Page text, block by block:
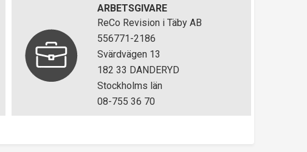
ARBETSGIVARE
ReCo Revision i Täby AB
556771-2186
Svärdvägen 13
182 33 DANDERYD
Stockholms län
08-755 36 70